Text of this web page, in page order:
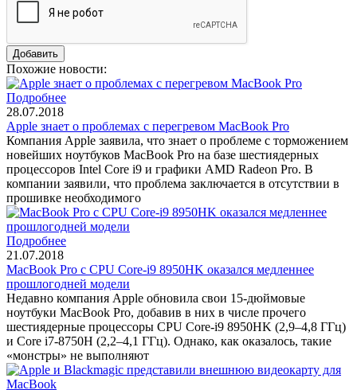
Похожие новости:
Подробнее
28.07.2018
Apple знает о проблемах с перегревом MacBook Pro
Компания Apple заявила, что знает о проблеме с торможением
новейших ноутбуков MacBook Pro на базе шестиядерных
процессоров Intel Core i9 и графики AMD Radeon Pro. В
компании заявили, что проблема заключается в отсутствии в
прошивке необходимого
Подробнее
21.07.2018
MacBook Pro с CPU Core-i9 8950HK оказался медленнее
прошлогодней модели
Недавно компания Apple обновила свои 15-дюймовые
ноутбуки MacBook Pro, добавив в них в числе прочего
шестиядерные процессоры CPU Core-i9 8950HK (2,9–4,8 ГГц)
и Core i7-8750H (2,2–4,1 ГГц). Однако, как оказалось, такие
«монстры» не выполняют